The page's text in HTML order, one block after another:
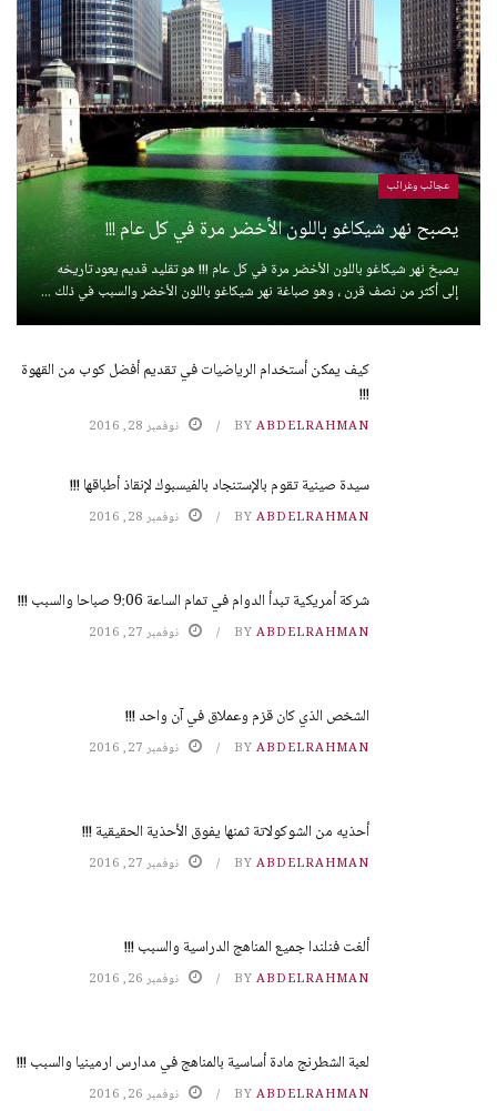
عجائب وغرائب
يصبح نهر شيكاغو باللون الأخضر مرة في كل عام !!!
يصبخ نهر شيكاغو باللون الأخضر مرة في كل عام !!! هو تقليد قديم يعود تاريخه
إلى أكثر من نصف قرن ، وهو صباغة نهر شيكاغو باللون الأخضر والسبب في ذلك ...
كيف يمكن أستخدام الرياضيات في تقديم أفضل كوب من القهوة
!!!
BY ABDELRAHMAN نوفمبر 28, 2016
سيدة صينية تقوم بالإستنجاد بالفيسبوك لإنقاذ أطباقها !!!
BY ABDELRAHMAN نوفمبر 28, 2016
شركة أمريكية تبدأ الدوام في تمام الساعة 9:06 صباحا والسبب !!!
BY ABDELRAHMAN نوفمبر 27, 2016
الشخص الذي كان قزم وعملاق في آن واحد !!!
BY ABDELRAHMAN نوفمبر 27, 2016
أحذيه من الشوكولاتة ثمنها يفوق الأحذية الحقيقية !!!
BY ABDELRAHMAN نوفمبر 27, 2016
ألغت فنلندا جميع المناهج الدراسية والسبب !!!
BY ABDELRAHMAN نوفمبر 26, 2016
لعبة الشطرنج مادة أساسية بالمناهج في مدارس ارمينيا والسبب !!!
BY ABDELRAHMAN نوفمبر 26, 2016